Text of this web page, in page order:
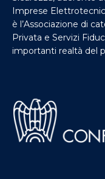
Imprese
è l’Associazione di
Privata e Servizi
importanti realtà del